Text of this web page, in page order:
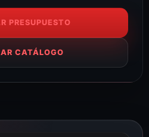
PRESUPUESTO
CATÁLOGO